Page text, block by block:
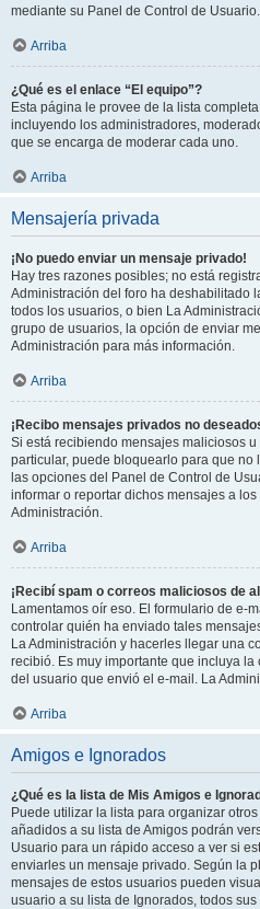
mediante su Panel de Control de Usuario.
Arriba
¿Qué es el enlace “El equipo”?
Esta página le provee de la lista
incluyendo los administradores,
que se encarga de moderar cada uno.
Arriba
Mensajería privada
¡No puedo enviar un mensaje privado!
Hay tres razones posibles; no está
Administración del foro ha deshabilitado
todos los usuarios, o bien La
grupo de usuarios, la opción de enviar
Administración para más información.
Arriba
¡Recibo mensajes privados no
Si está recibiendo mensajes maliciosos
particular, puede bloquearlo para que
las opciones del Panel de Control de
informar o reportar dichos mensajes a
Administración.
Arriba
¡Recibí spam o correos maliciosos de
Lamentamos oír eso. El formulario de e-
controlar quién ha enviado tales
La Administración y hacerles llegar una
recibió. Es muy importante que incluya
del usuario que envió el e-mail. La
Arriba
Amigos e Ignorados
¿Qué es la lista de Mis Amigos e
Puede utilizar la lista para organizar
añadidos a su lista de Amigos podrán
Usuario para un rápido acceso a ver si
enviarles un mensaje privado. Según la
mensajes de estos usuarios pueden
usuario a su lista de Ignorados, todos